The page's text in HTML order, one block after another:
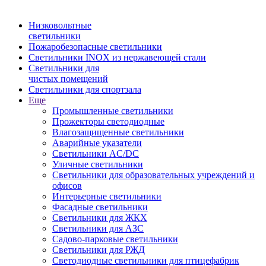
Низковольтные
светильники
Пожаробезопасные светильники
Светильники INOX из нержавеющей стали
Светильники для
чистых помещений
Светильники для спортзала
Еще
Промышленные светильники
Прожекторы светодиодные
Влагозащищенные светильники
Аварийные указатели
Светильники AC/DC
Уличные светильники
Светильники для образовательных учреждений и
офисов
Интерьерные светильники
Фасадные светильники
Светильники для ЖКХ
Светильники для АЗС
Садово-парковые светильники
Светильники для РЖД
Светодиодные светильники для птицефабрик